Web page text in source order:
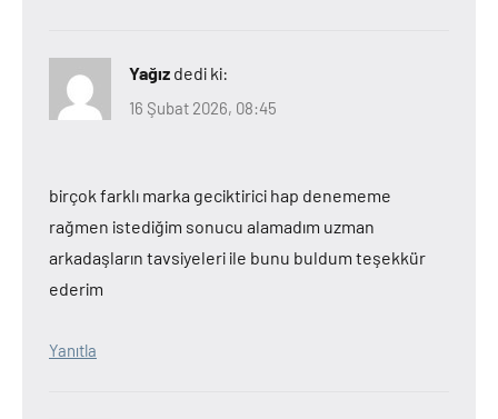
Yağız dedi ki:
16 Şubat 2026, 08:45
birçok farklı marka geciktirici hap denememe
rağmen istediğim sonucu alamadım uzman
arkadaşların tavsiyeleri ile bunu buldum teşekkür
ederim
Yanıtla